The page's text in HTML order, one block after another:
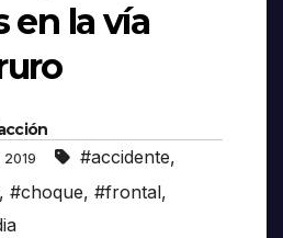
en la vía
2019 #accidente,
, #choque, #frontal,